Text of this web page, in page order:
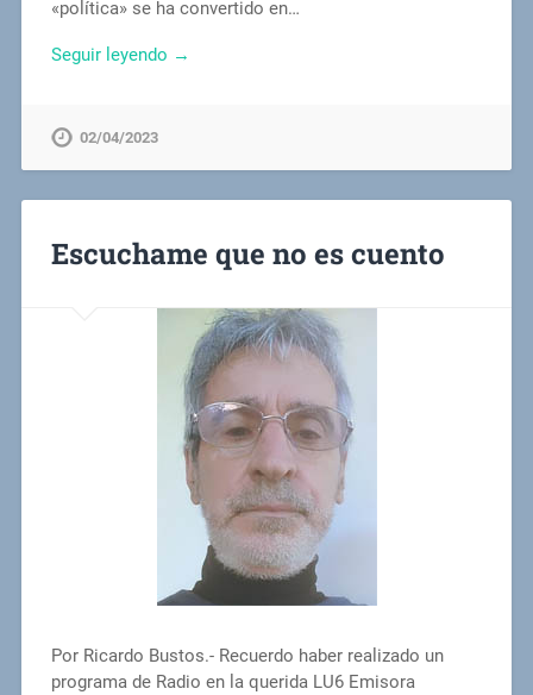
«política» se ha convertido en…
Seguir leyendo →
02/04/2023
Escuchame que no es cuento
Por Ricardo Bustos.- Recuerdo haber realizado un
programa de Radio en la querida LU6 Emisora